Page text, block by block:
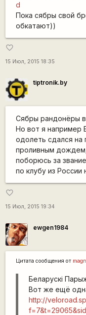
d
Пока сябры свой
обкатают))
favorite_border
15 Июл, 2015 18:35
tiptronik.by
Сябры рандонёры
Но вот я например
одолеть сдался на
проливным
поборюсь за
по клубу из России
favorite_border
15 Июл, 2015 19:34
ewgen1984
Цитата сообщения от
Беларускі
Вот же ещё
http://